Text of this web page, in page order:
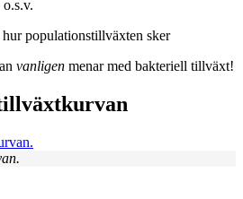
o.s.v.
populationstillväxten sker
vanligen menar med bakteriell tillväxt!